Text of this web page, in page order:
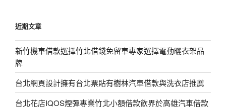
近期文章
新竹機車借款選擇竹北借錢免留車專家選擇電動曬衣架品
牌
台北網頁設計擁有台北票貼有樹林汽車借款與洗衣店推薦
台北花店IQOS煙彈專業竹北小額借款飲界於高雄汽車借款